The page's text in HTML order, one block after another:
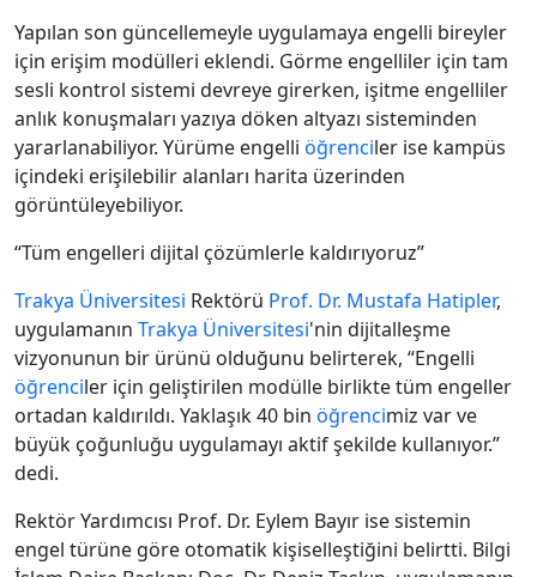
Yapılan son güncellemeyle uygulamaya engelli bireyler
için erişim modülleri eklendi. Görme engelliler için tam
sesli kontrol sistemi devreye girerken, işitme engelliler
anlık konuşmaları yazıya döken altyazı sisteminden
yararlanabiliyor. Yürüme engelli öğrenciler ise kampüs
içindeki erişilebilir alanları harita üzerinden
görüntüleyebiliyor.
“Tüm engelleri dijital çözümlerle kaldırıyoruz”
Trakya Üniversitesi Rektörü Prof. Dr. Mustafa Hatipler,
uygulamanın Trakya Üniversitesi'nin dijitalleşme
vizyonunun bir ürünü olduğunu belirterek, “Engelli
öğrenciler için geliştirilen modülle birlikte tüm engeller
ortadan kaldırıldı. Yaklaşık 40 bin öğrencimiz var ve
büyük çoğunluğu uygulamayı aktif şekilde kullanıyor.”
dedi.
Rektör Yardımcısı Prof. Dr. Eylem Bayır ise sistemin
engel türüne göre otomatik kişiselleştiğini belirtti. Bilgi